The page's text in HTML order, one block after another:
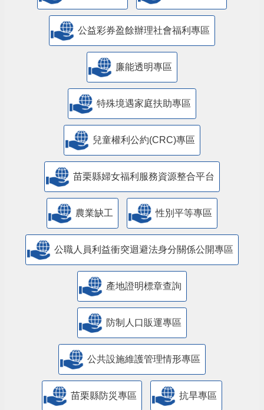
公益彩券盈餘辦理社會福利專區
廉能透明專區
特殊境遇家庭扶助專區
兒童權利公約(CRC)專區
苗栗縣婦女福利服務資源整合平台
農業缺工 性別平等專區
公職人員利益衝突迴避法身分關係公開專區
產地證明標章查詢
防制人口販運專區
​公共設施維護管理情形專區
苗栗縣防災專區 抗旱專區